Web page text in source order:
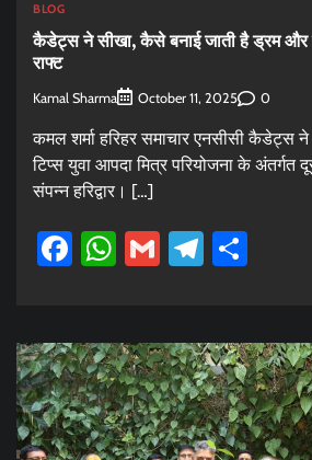
BLOG
कैडेट्स ने सीखा, कैसे बनाई जाती है ड्रम और
राफ्ट
Kamal Sharma October 11, 2025 0
कमल शर्मा हरिहर समाचार एनसीसी कैडेट्स
टिप्स युवा आपदा मित्र परियोजना के अंतर्गत
संपन्न हरिद्वार। […]
Facebook
WhatsApp
Gmail